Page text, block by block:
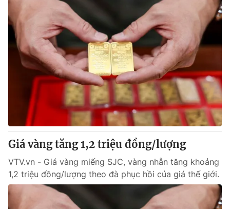
Giá vàng tăng 1,2 triệu đồng/lượng
VTV.vn - Giá vàng miếng SJC, vàng nhẫn tăng khoảng
1,2 triệu đồng/lượng theo đà phục hồi của giá thế giới.